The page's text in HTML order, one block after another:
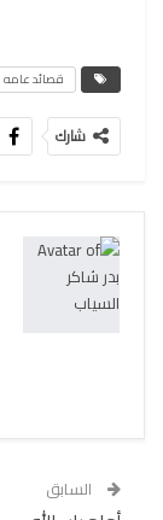
قصائد عامه
شارك
السابق